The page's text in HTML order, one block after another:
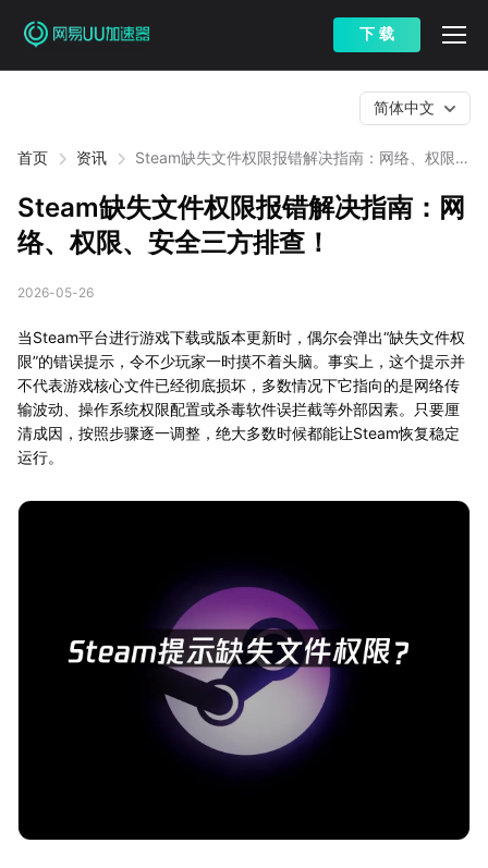
下 载
首页 资讯
Steam缺失文件权限报错解决指南：网络、权限、
简体中文
Steam缺失文件权限报错解决指南：网
络、权限、安全三方排查！
2026-05-26
当Steam平台进行游戏下载或版本更新时，偶尔会弹出“缺失文件权
限”的错误提示，令不少玩家一时摸不着头脑。事实上，这个提示并
不代表游戏核心文件已经彻底损坏，多数情况下它指向的是网络传
输波动、操作系统权限配置或杀毒软件误拦截等外部因素。只要厘
清成因，按照步骤逐一调整，绝大多数时候都能让Steam恢复稳定
运行。